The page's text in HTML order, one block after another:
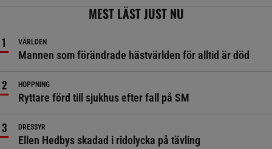
MEST LÄST JUST NU
VÄRLDEN
Mannen som förändrade hästvärlden för alltid är död
HOPPNING
Ryttare förd till sjukhus efter fall på SM
DRESSYR
Ellen Hedbys skadad i ridolycka på tävling